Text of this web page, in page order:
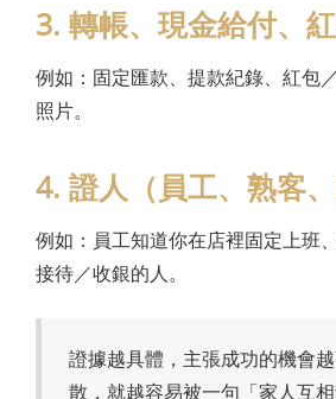
3. 轉帳、現金給付、
例如：固定匯款、提款紀錄、紅包
照片。
4. 證人（員工、熟客、
例如：員工知道你在店裡固定上班
接待／收銀的人。
證據越具體，主張成功的機會
散，就越容易被一句「家人互相